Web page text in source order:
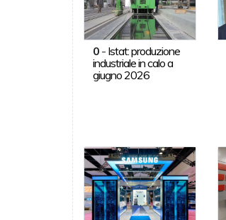
0- Istat: produzione
industriale in calo a
giugno 2026